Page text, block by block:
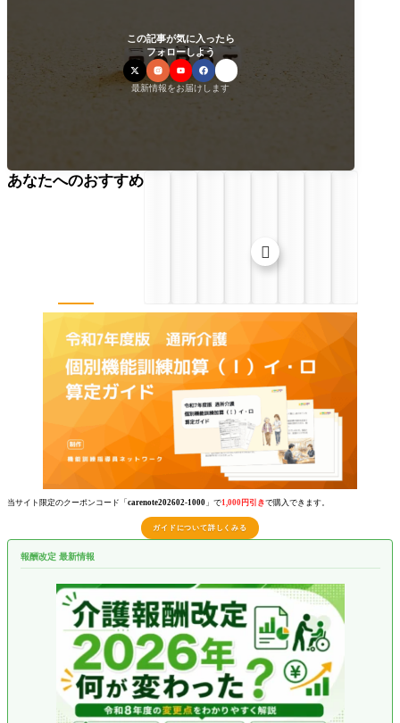
この記事が気に入ったら
フォローしよう
最新情報をお届けします
当サイト限定のクーポンコード「 carenote202602-1000 」で1,000円引きで購入できます。
ガイドについて詳しくみる
報酬改定 最新情報
あなたへのおすすめ
